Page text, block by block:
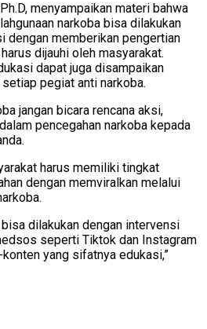
menyampaikan materi bahwa
narkoba bisa dilakukan
dengan memberikan pengertian
dijauhi oleh masyarakat.
dapat juga disampaikan
pegiat anti narkoba.
jangan bicara rencana aksi,
pencegahan narkoba kepada
harus memiliki tingkat
dengan memviralkan melalui
dilakukan dengan intervensi
seperti Tiktok dan Instagram
yang sifatnya edukasi,”